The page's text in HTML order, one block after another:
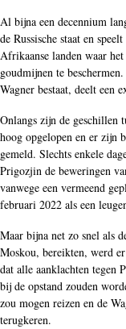
Al bijna een decennium
de Russische staat en
Afrikaanse landen waar
goudmijnen te
Wagner bestaat, deelt een
Onlangs zijn de geschillen
hoog opgelopen en er zijn
gemeld. Slechts enkele
Prigozjin de beweringen
vanwege een vermeend
februari 2022 als een
Maar bijna net zo snel als
Moskou, bereikten, werd
dat alle aanklachten tegen
bij de opstand zouden
zou mogen reizen en de
terugkeren.